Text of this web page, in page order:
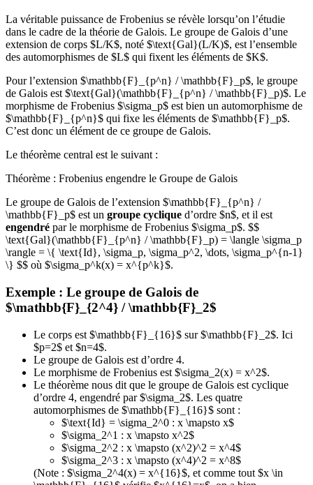
La véritable puissance de Frobenius se révèle lorsqu’on l’étudie
dans le cadre de la théorie de Galois. Le groupe de Galois d’une
extension de corps $L/K$, noté $\text{Gal}(L/K)$, est l’ensemble
des automorphismes de $L$ qui fixent les éléments de $K$.
Pour l’extension $\mathbb{F}_{p^n} / \mathbb{F}_p$, le groupe
de Galois est $\text{Gal}(\mathbb{F}_{p^n} / \mathbb{F}_p)$. Le
morphisme de Frobenius $\sigma_p$ est bien un automorphisme de
$\mathbb{F}_{p^n}$ qui fixe les éléments de $\mathbb{F}_p$.
C’est donc un élément de ce groupe de Galois.
Le théorème central est le suivant :
Théorème : Frobenius engendre le Groupe de Galois
Le groupe de Galois de l’extension $\mathbb{F}_{p^n} /
\mathbb{F}_p$ est un groupe cyclique d’ordre $n$, et il est
engendré par le morphisme de Frobenius $\sigma_p$. $$
\text{Gal}(\mathbb{F}_{p^n} / \mathbb{F}_p) = \langle \sigma_p
\rangle = \{ \text{Id}, \sigma_p, \sigma_p^2, \dots, \sigma_p^{n-1}
\} $$ où $\sigma_p^k(x) = x^{p^k}$.
Exemple : Le groupe de Galois de
$\mathbb{F}_{2^4} / \mathbb{F}_2$
Le corps est $\mathbb{F}_{16}$ sur $\mathbb{F}_2$. Ici
$p=2$ et $n=4$.
Le groupe de Galois est d’ordre 4.
Le morphisme de Frobenius est $\sigma_2(x) = x^2$.
Le théorème nous dit que le groupe de Galois est cyclique
d’ordre 4, engendré par $\sigma_2$. Les quatre
automorphismes de $\mathbb{F}_{16}$ sont :
$\text{Id} = \sigma_2^0 : x \mapsto x$
$\sigma_2^1 : x \mapsto x^2$
$\sigma_2^2 : x \mapsto (x^2)^2 = x^4$
$\sigma_2^3 : x \mapsto (x^4)^2 = x^8$
(Note : $\sigma_2^4(x) = x^{16}$, et comme tout $x \in